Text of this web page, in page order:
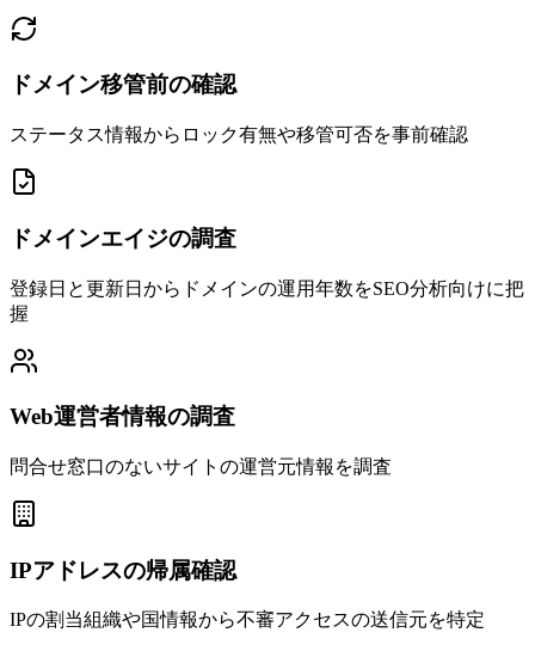
ドメイン移管前の確認
ステータス情報からロック有無や移管可否を事前確認
ドメインエイジの調査
登録日と更新日からドメインの運用年数をSEO分析向けに把
握
Web運営者情報の調査
問合せ窓口のないサイトの運営元情報を調査
IPアドレスの帰属確認
IPの割当組織や国情報から不審アクセスの送信元を特定